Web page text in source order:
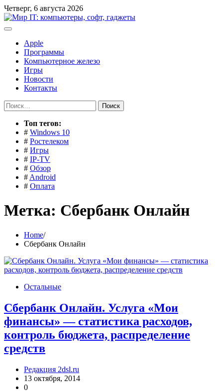
Перейти
к
содержимому
Четверг, 6 августа 2026
Apple
Программы
Компьютерное железо
Игры
Новости
Контакты
Найти:
Toп тегов:
# Windows 10
# Ростелеком
# Игры
# IP-TV
# Обзор
# Android
# Оплата
Метка: Сбербанк Онлайн
Home
Сбербанк Онлайн
Остальные
Сбербанк Онлайн. Услуга «Мои
финансы» — статистика расходов,
контроль бюджета, распределение
средств
Редакция 2dsl.ru
13 октября, 2014
0